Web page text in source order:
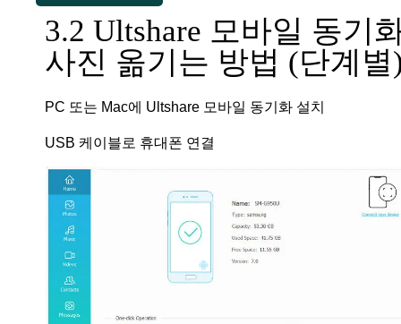
3.2 Ultshare 모바일 동기
사진 옮기는 방법 (단계별
PC 또는 Mac에 Ultshare 모바일 동기화 설치
USB 케이블로 휴대폰 연결